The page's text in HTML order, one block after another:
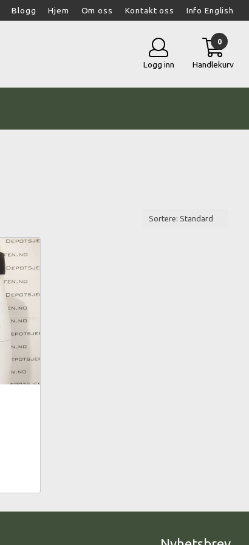
Blogg Hjem Om oss Kontakt oss Info English
Logg inn
0
Handlekurv